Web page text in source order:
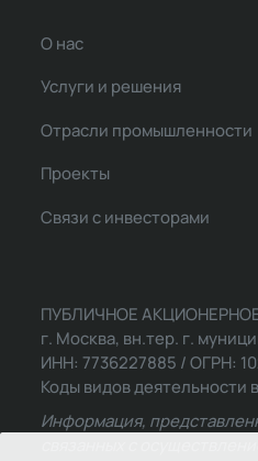
О нас
Услуги и решения
Отрасли промышленности
Проекты
Связи с инвесторами
ПУБЛИЧНОЕ
г. Москва, вн.тер. г.
ИНН: 7736227885 / ОГРН:
Коды видов деятельности
Информация,